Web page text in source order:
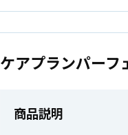
ケアプランパー
商品説明